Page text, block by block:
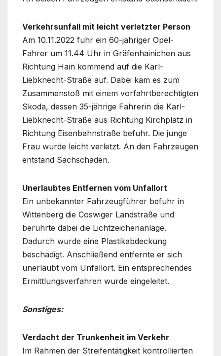
Verkehrsunfall mit leicht verletzter Person
Am 10.11.2022 fuhr ein 60-jähriger Opel-
Fahrer um 11.44 Uhr in Gräfenhainichen aus
Richtung Hain kommend auf die Karl-
Liebknecht-Straße auf. Dabei kam es zum
Zusammenstoß mit einem vorfahrtberechtigten
Skoda, dessen 35-jährige Fahrerin die Karl-
Liebknecht-Straße aus Richtung Kirchplatz in
Richtung Eisenbahnstraße befuhr. Die junge
Frau wurde leicht verletzt. An den Fahrzeugen
entstand Sachschaden.
Unerlaubtes Entfernen vom Unfallort
Ein unbekannter Fahrzeugführer befuhr in
Wittenberg die Coswiger Landstraße und
berührte dabei die Lichtzeichenanlage.
Dadurch wurde eine Plastikabdeckung
beschädigt. Anschließend entfernte er sich
unerlaubt vom Unfallort. Ein entsprechendes
Ermittlungsverfahren wurde eingeleitet.
Sonstiges:
Verdacht der Trunkenheit im Verkehr
Im Rahmen der Streifentätigkeit kontrollierten